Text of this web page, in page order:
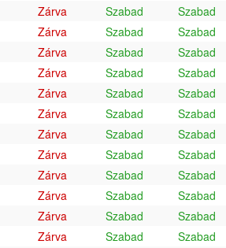
Zárva Szabad
Szabad
Zárva Szabad
Szabad
Zárva Szabad
Szabad
Zárva Szabad
Szabad
Zárva Szabad
Szabad
Zárva Szabad
Szabad
Zárva Szabad
Szabad
Zárva Szabad
Szabad
Zárva Szabad
Szabad
Zárva Szabad
Szabad
Zárva Szabad
Szabad
Zárva Szabad
Szabad